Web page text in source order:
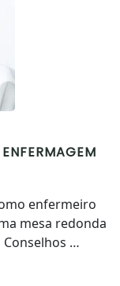
enfermeiro
mesa redonda
Conselhos …